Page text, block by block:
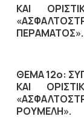
ΚΑΙ
ΠΕΡΑΜΑΤΟΣ».
ΘΕΜΑ 12ο:
ΚΑΙ
ΡΟΥΜΕΛΗ».